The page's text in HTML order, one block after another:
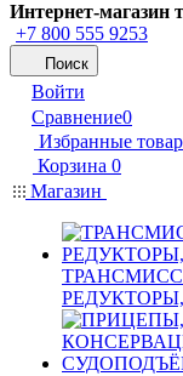
Интернет-магазин
+7 800 555 9253
Поиск
Войти
Сравнение0
Избранные
Корзина 0
Магазин